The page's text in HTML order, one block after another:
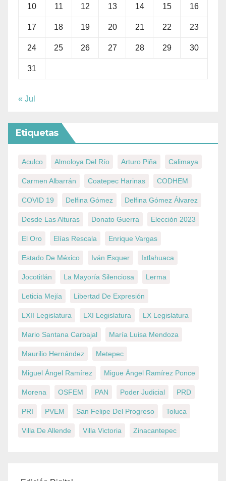
10 11 12 13 14 15 16
17 18 19 20 21 22 23
24 25 26 27 28 29 30
31
« Jul
Etiquetas
Aculco Almoloya Del Río Arturo Piña Calimaya
Carmen Albarrán Coatepec Harinas CODHEM
COVID 19 Delfina Gómez Delfina Gómez Álvarez
Desde Las Alturas Donato Guerra Elección 2023
El Oro Elías Rescala Enrique Vargas
Estado De México Iván Esquer Ixtlahuaca
Jocotitlán La Mayoría Silenciosa Lerma
Leticia Mejía Libertad De Expresión
LXII Legislatura LXI Legislatura LX Legislatura
Mario Santana Carbajal María Luisa Mendoza
Maurilio Hernández Metepec
Miguel Ángel Ramírez Migue Ángel Ramírez Ponce
Morena OSFEM PAN Poder Judicial PRD
PRI PVEM San Felipe Del Progreso Toluca
Villa De Allende Villa Victoria Zinacantepec